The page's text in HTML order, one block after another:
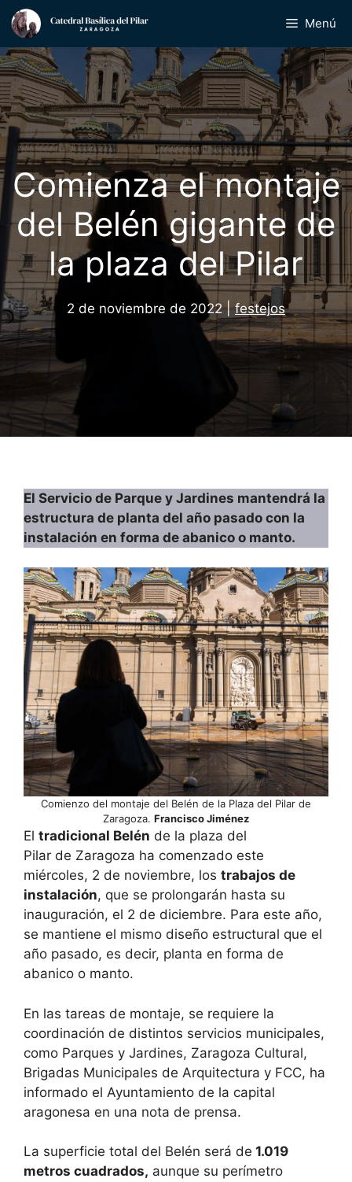
Saltar
contenido
Menú
Comienza el montaje
del Belén gigante de
la plaza del Pilar
2 de noviembre de 2022 |festejos
El Servicio de Parque y Jardines mantendrá la
estructura de planta del año pasado con la
instalación en forma de abanico o manto.
Comienzo del montaje del Belén de la Plaza del Pilar de
Zaragoza. Francisco Jiménez
El tradicional Belén de la plaza del
Pilar de Zaragoza ha comenzado este
miércoles, 2 de noviembre, los trabajos de
instalación, que se prolongarán hasta su
inauguración, el 2 de diciembre. Para este año,
se mantiene el mismo diseño estructural que el
año pasado, es decir, planta en forma de
abanico o manto.
En las tareas de montaje, se requiere la
coordinación de distintos servicios municipales,
como Parques y Jardines, Zaragoza Cultural,
Brigadas Municipales de Arquitectura y FCC, ha
informado el Ayuntamiento de la capital
aragonesa en una nota de prensa.
La superficie total del Belén será de 1.019
metros cuadrados, aunque su perímetro